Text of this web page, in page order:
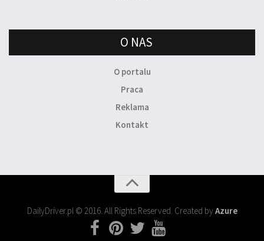
O NAS
O portalu
Praca
Reklama
Kontakt
DailyDriver.pl © 2016. All Rights Reserved. Created byAzure